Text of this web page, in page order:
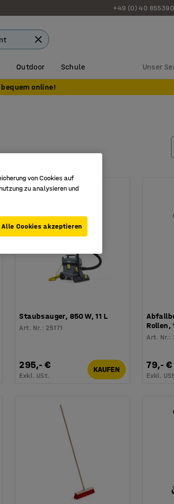
+49 (0) 40
Outdoor Schule Unser
online!
Staubsauger, 850 W, 11 L
Art. Nr. : 25171
295,- €
Exkl. USt.
KAUFEN
Rollen,
Art. Nr.:
79,- €
Exkl.
von Cookies auf
zu analysieren und
Alle Cookies akzeptieren